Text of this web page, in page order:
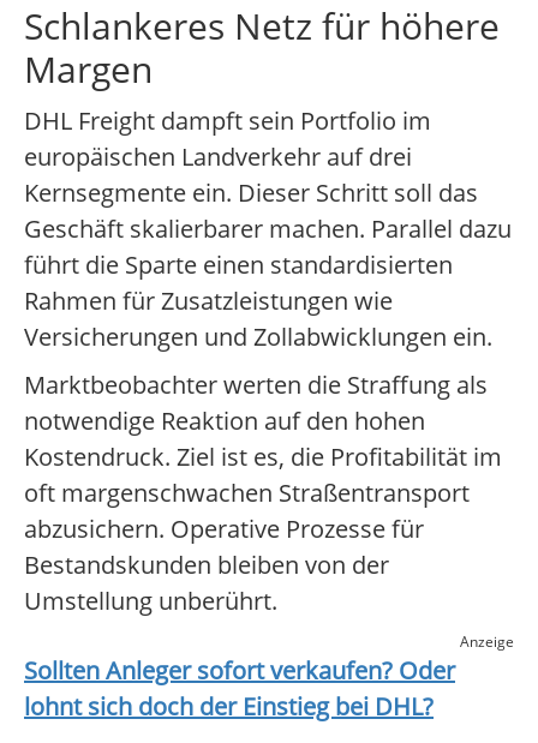
Schlankeres Netz für höhere
Margen
DHL Freight dampft sein Portfolio im
europäischen Landverkehr auf drei
Kernsegmente ein. Dieser Schritt soll das
Geschäft skalierbarer machen. Parallel dazu
führt die Sparte einen standardisierten
Rahmen für Zusatzleistungen wie
Versicherungen und Zollabwicklungen ein.
Marktbeobachter werten die Straffung als
notwendige Reaktion auf den hohen
Kostendruck. Ziel ist es, die Profitabilität im
oft margenschwachen Straßentransport
abzusichern. Operative Prozesse für
Bestandskunden bleiben von der
Umstellung unberührt.
Anzeige
Sollten Anleger sofort verkaufen? Oder
lohnt sich doch der Einstieg bei DHL?